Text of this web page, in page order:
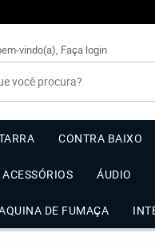
vindo(a), Faça login
CONTRA BAIXO
ACESSÓRIOS ÁUDIO
DE FUMAÇA